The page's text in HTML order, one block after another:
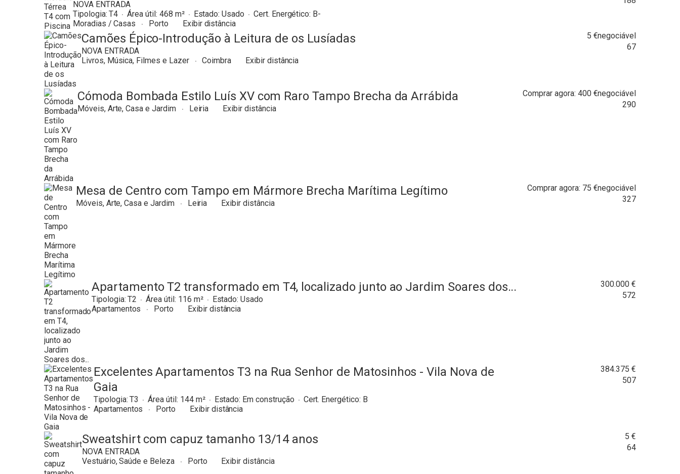
NOVA ENTRADA
Tipologia:T4 Área útil: 468 Estado:Usado Cert. Energético: B-
Moradias / Casas
Porto Exibir distância
Camões Épico-Introdução à Leitura de os Lusíadas
NOVA ENTRADA
Livros, Música, Filmes e Lazer
Coimbra Exibir distância
5 €negociável
67
Cómoda Bombada Estilo Luís XV com Raro Tampo Brecha da Arrábida
Móveis, Arte, Casa e Jardim Leiria Exibir distância
Comprar agora: 400 €negociável
290
Mesa de Centro com Tampo em Mármore Brecha Marítima Legítimo
Móveis, Arte, Casa e Jardim Leiria Exibir distância
Comprar agora: 75 €negociável
327
Apartamento T2 transformado em T4, localizado junto ao Jardim Soares dos...
Tipologia:T2 Área útil: 116 Estado:Usado
Apartamentos
Porto Exibir distância
300.000 €
572
Excelentes Apartamentos T3 na Rua Senhor de Matosinhos - Vila Nova de
Gaia
Tipologia:T3 Área útil: 144 Estado: Em construção Cert. Energético: B
Apartamentos
Porto Exibir distância
384.375 €
507
Sweatshirt com capuz tamanho 13/14 anos
NOVA ENTRADA
Vestuário, Saúde e Beleza
Porto Exibir distância
5 €
64